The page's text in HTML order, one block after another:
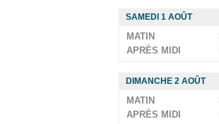
SAMEDI 1 AOÛT
MATIN
APRÈS MIDI
DIMANCHE 2 AOÛT
MATIN
APRÈS MIDI